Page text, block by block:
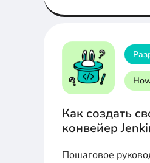
Как создать
конвейер
Пошаговое